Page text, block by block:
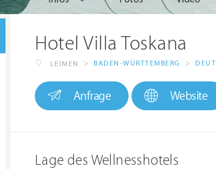
Hotel Villa Toskana
LEIMEN > BADEN-WÜRTTEMBERG >
Anfrage Website
Lage des Wellnesshotels